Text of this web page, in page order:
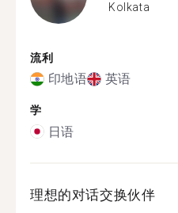
Kolkata
流利
印地语 英语
学
日语
理想的对话交换伙伴